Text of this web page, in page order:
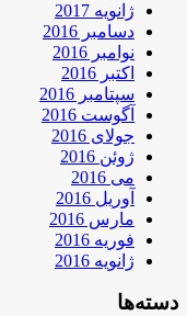
ژانویه 2017
دسامبر 2016
نوامبر 2016
اکتبر 2016
سپتامبر 2016
آگوست 2016
جولای 2016
ژوئن 2016
می 2016
آوریل 2016
مارس 2016
فوریه 2016
ژانویه 2016
دسته‌ها